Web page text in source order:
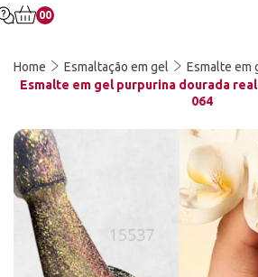
00
Home Esmaltação em gel
Esmalte em
Esmalte em gel purpurina dourada
064